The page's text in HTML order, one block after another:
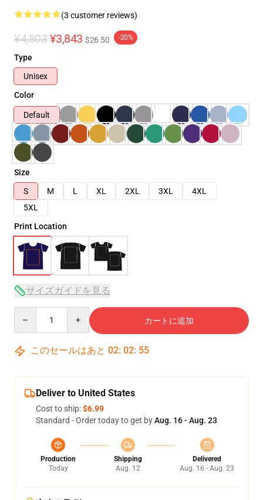
(3 customer reviews)
¥4,803 ¥3,843 $26.50 -20%
Type
Unisex
Color
Default
Size
S
M L XL 2XL 3XL
4XL
5XL
Print Location
サイズガイドを見る
カートに追加
このセールはあと 02: 02: 54
Deliver to United States
Cost to ship:$6.99
Standard - Order today to get byAug. 16 - Aug. 23
Production
Today
Shipping
Aug. 12
Delivered
Aug. 16 - Aug. 23